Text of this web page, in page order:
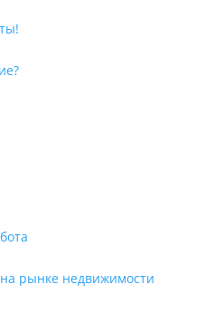
рынке недвижимости